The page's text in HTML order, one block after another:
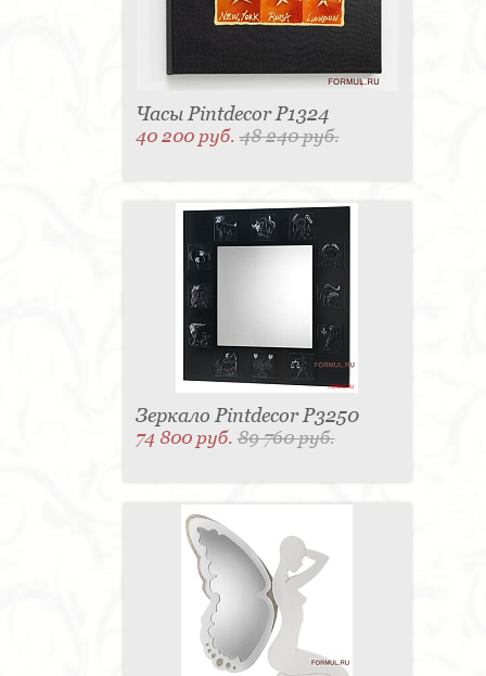
Часы Pintdecor P1324
40 200 руб.48 240 руб.
Зеркало Pintdecor P3250
74 800 руб.89 760 руб.